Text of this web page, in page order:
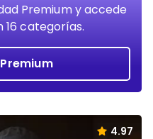
Premium y accede
16 categorías.
4.97